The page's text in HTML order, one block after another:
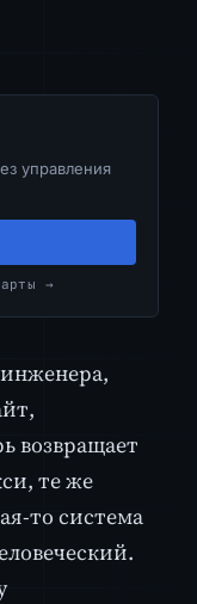
управления
→
возвращает
те же
то система